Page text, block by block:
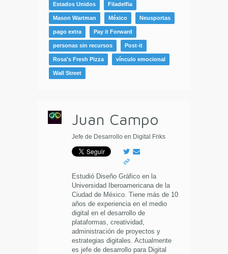
Estados Unidos Filadelfia
Mason Wartman México Neusportas
pago extra Pay it Forward
personas sin recursos Post-it
Rosa's Fresh Pizza vínculo emocional
Wall Street
Juan Campo
Jefe de Desarrollo en Digital Friks
Estudió Diseño Gráfico en la
Universidad Iberoamericana de la
Ciudad de México. Tiene más de 10
años de experiencia en el medio
digital en el desarrollo de
plataformas, creatividad,
administración de proyectos y
estrategias digitales. Actualmente
es jefe de desarrollo para Digital